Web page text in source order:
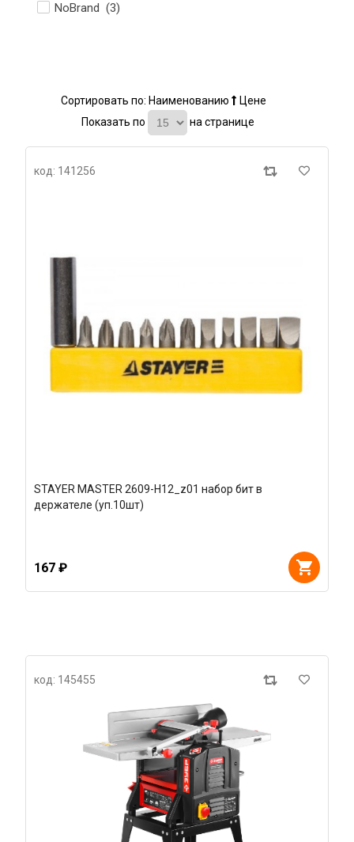
NoBrand (3)
Сортировать по: Наименованию
Цене
Показать по
на странице
код: 141256
STAYER MASTER 2609-H12_z01 набор бит в
держателе (уп.10шт)
167 ₽
код: 145455